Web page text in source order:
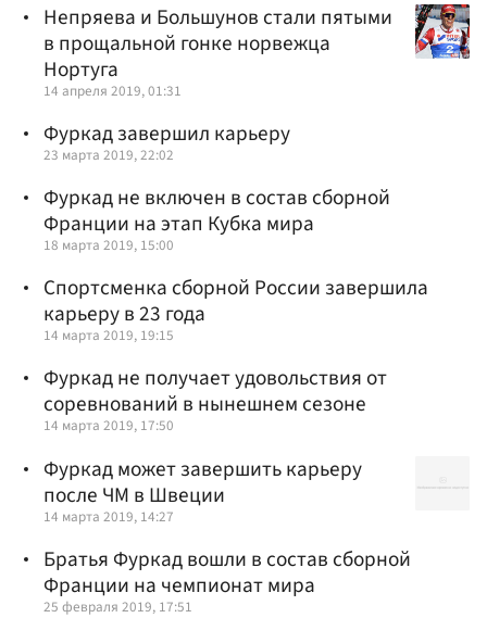
Непряева и Большунов стали пятыми
в прощальной гонке норвежца
Нортуга
14 апреля 2019, 01:31
Фуркад завершил карьеру
23 марта 2019, 22:02
Фуркад не включен в состав сборной
Франции на этап Кубка мира
18 марта 2019, 15:00
Спортсменка сборной России завершила
карьеру в 23 года
14 марта 2019, 19:15
Фуркад не получает удовольствия от
соревнований в нынешнем сезоне
14 марта 2019, 17:50
Фуркад может завершить карьеру
после ЧМ в Швеции
14 марта 2019, 14:27
Братья Фуркад вошли в состав сборной
Франции на чемпионат мира
25 февраля 2019, 17:51